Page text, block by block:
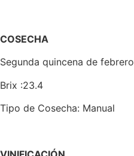
COSECHA
Segunda quincena de febrero
Brix :23.4
Tipo de Cosecha: Manual